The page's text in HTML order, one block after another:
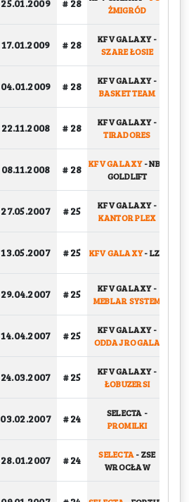
25.01.2009 # 28
ŻMIGRÓD
17.01.2009 # 28 KFV GALAXY-
SZARE ŁOSIE
04.01.2009 # 28 KFV GALAXY-
BASKET TEAM
22.11.2008 # 28 KFV GALAXY-
TIRADORES
08.11.2008 # 28 KFV GALAXY-NBK
GOLDLIFT
27.05.2007 # 25 KFV GALAXY-
KANTOR PLEX
13.05.2007 # 25 KFV GALAXY-LZN
29.04.2007 # 25 KFV GALAXY-
MEBLAR SYSTEM
14.04.2007 # 25 KFV GALAXY-
ODDAJ ROGALA
24.03.2007 # 25 KFV GALAXY-
ŁOBUZERSI
03.02.2007 # 24 SELECTA -
PROMILKI
28.01.2007 # 24 SELECTA-ZSE
WROCŁAW